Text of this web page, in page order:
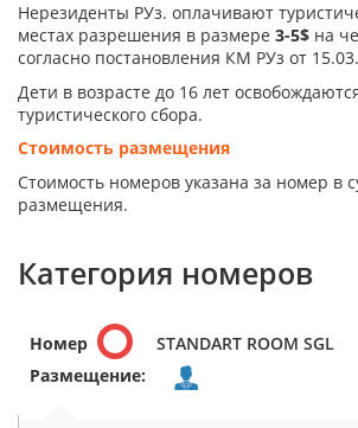
Нерезиденты РУз. оплачивают
местах разрешения в размере 3-5$ на
согласно постановления КМ РУз от
Дети в возрасте до 16 лет
туристического сбора.
Стоимость размещения
Стоимость номеров указана за номер в
размещения.
Категория номеров
Номер
STANDART ROOM SGL
Размещение: